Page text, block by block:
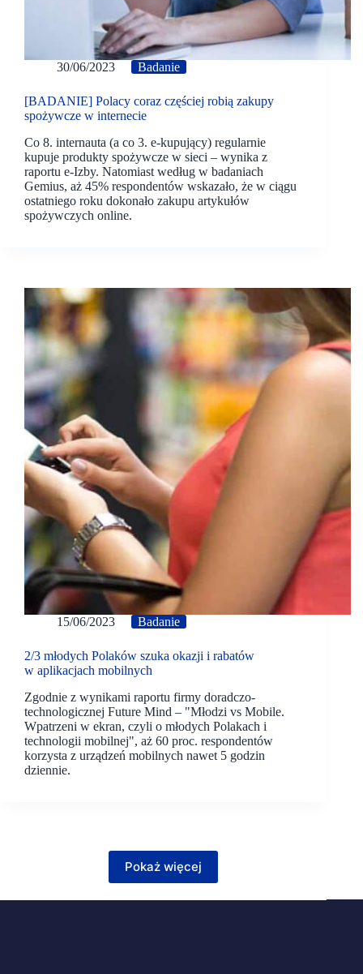
30/06/2023 Badanie
[BADANIE] Polacy coraz częściej robią zakupy
spożywcze w internecie
Co 8. internauta (a co 3. e-kupujący) regularnie
kupuje produkty spożywcze w sieci – wynika z
raportu e-Izby. Natomiast według w badaniach
Gemius, aż 45% respondentów wskazało, że w ciągu
ostatniego roku dokonało zakupu artykułów
spożywczych online.
15/06/2023 Badanie
2/3 młodych Polaków szuka okazji i rabatów
w aplikacjach mobilnych
Zgodnie z wynikami raportu firmy doradczo-
technologicznej Future Mind – "Młodzi vs Mobile.
Wpatrzeni w ekran, czyli o młodych Polakach i
technologii mobilnej", aż 60 proc. respondentów
korzysta z urządzeń mobilnych nawet 5 godzin
dziennie.
Pokaż więcej